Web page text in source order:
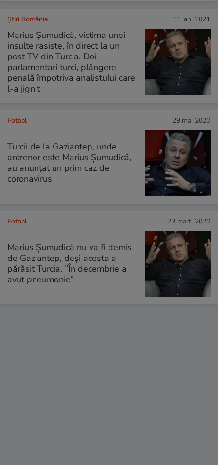
Știri România 11 ian. 2021
Marius Șumudică, victima unei
insulte rasiste, în direct la un
post TV din Turcia. Doi
parlamentari turci, plângere
penală împotriva analistului care
l-a jignit
Fotbal 29 mai 2020
Turcii de la Gaziantep, unde
antrenor este Marius Şumudică,
au anunţat un prim caz de
coronavirus
Fotbal 23 mart. 2020
Marius Şumudică nu va fi demis
de Gaziantep, deşi acesta a
părăsit Turcia. ”În decembrie a
avut pneumonie”